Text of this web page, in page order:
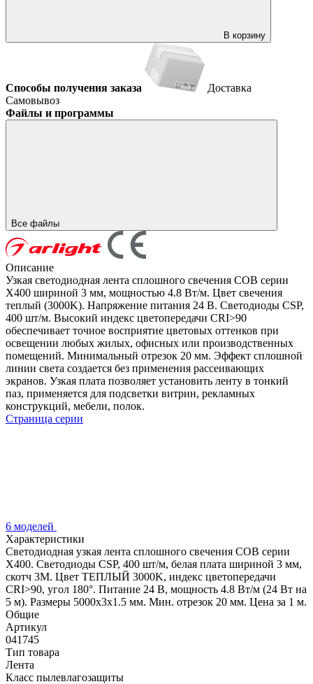
В корзину
Способы получения заказа
Доставка
Самовывоз
Файлы и программы
Все файлы
Описание
Узкая светодиодная лента сплошного свечения COB серии
X400 шириной 3 мм, мощностью 4.8 Вт/м. Цвет свечения
теплый (3000K). Напряжение питания 24 В. Светодиоды CSP,
400 шт/м. Высокий индекс цветопередачи CRI>90
обеспечивает точное восприятие цветовых оттенков при
освещении любых жилых, офисных или производственных
помещений. Минимальный отрезок 20 мм. Эффект сплошной
линии света создается без применения рассеивающих
экранов. Узкая плата позволяет установить ленту в тонкий
паз, применяется для подсветки витрин, рекламных
конструкций, мебели, полок.
Страница серии
6 моделей
Характеристики
Светодиодная узкая лента сплошного свечения COB серии
X400. Светодиоды CSP, 400 шт/м, белая плата шириной 3 мм,
скотч 3M. Цвет ТЕПЛЫЙ 3000K, индекс цветопередачи
CRI>90, угол 180°. Питание 24 В, мощность 4.8 Вт/м (24 Вт на
5 м). Размеры 5000х3х1.5 мм. Мин. отрезок 20 мм. Цена за 1 м.
Общие
Артикул
041745
Тип товара
Лента
Класс пылевлагозащиты